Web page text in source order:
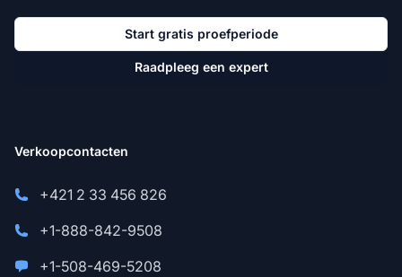
Start gratis proefperiode
Raadpleeg een expert
Verkoopcontacten
+421 2 33 456 826
+1-888-842-9508
+1-508-469-5208